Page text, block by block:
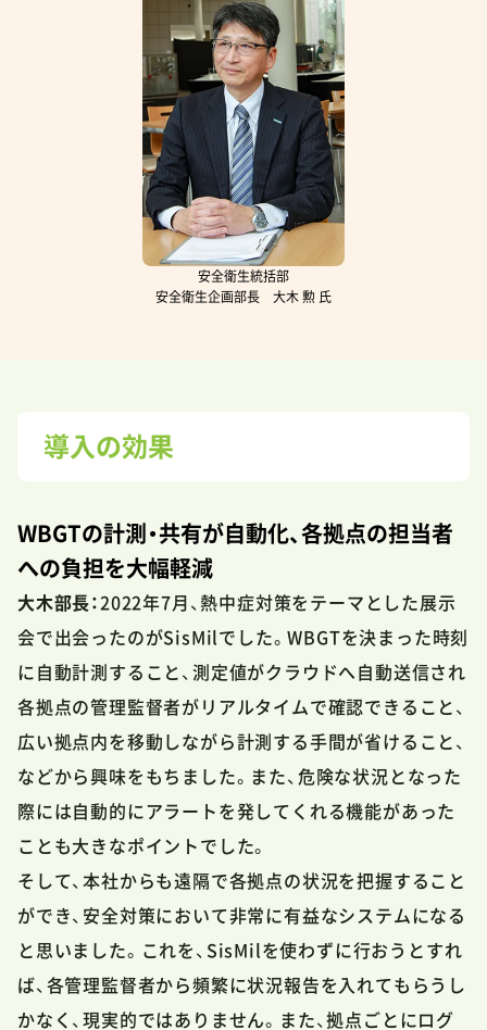
安全衛生統括部
安全衛生企画部長 大木 勲 氏
導入の効果
WBGTの計測・共有が自動化、各拠点の担当者
への負担を大幅軽減
大木部長：2022年7月、熱中症対策をテーマとした展示
会で出会ったのがSisMilでした。WBGTを決まった時刻
に自動計測すること、測定値がクラウドへ自動送信され
各拠点の管理監督者がリアルタイムで確認できること、
広い拠点内を移動しながら計測する手間が省けること、
などから興味をもちました。また、危険な状況となった
際には自動的にアラートを発してくれる機能があった
ことも大きなポイントでした。
そして、本社からも遠隔で各拠点の状況を把握すること
ができ、安全対策において非常に有益なシステムになる
と思いました。これを、SisMilを使わずに行おうとすれ
ば、各管理監督者から頻繁に状況報告を入れてもらうし
かなく、現実的ではありません。また、拠点ごとにログ